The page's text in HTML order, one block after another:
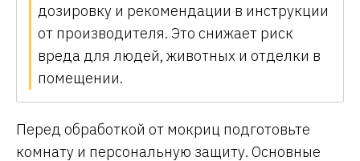
дозировку и рекомендации в инструкции
от производителя. Это снижает риск
вреда для людей, животных и отделки в
помещении.
Перед обработкой от мокриц подготовьте
комнату и персональную защиту. Основные